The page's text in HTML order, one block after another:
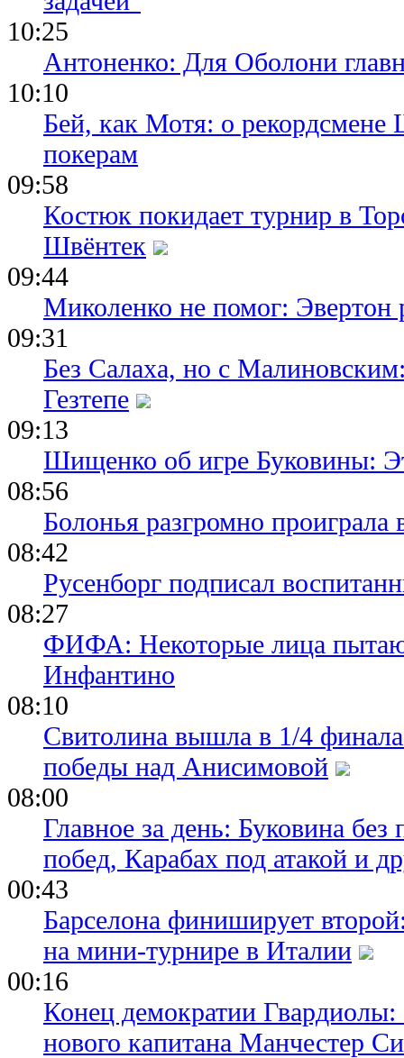
10:25
Антоненко: Для Оболони
10:10
Бей, как Мотя: о рекордсмене
покерам
09:58
Костюк покидает турнир в
Швёнтек
09:44
Миколенко не помог: Эвертон
09:31
Без Салаха, но с
Гезтепе
09:13
Шищенко об игре Буковины:
08:56
Болонья разгромно
08:42
Русенборг подписал
08:27
ФИФА: Некоторые лица
Инфантино
08:10
Свитолина вышла в 1/4
победы над Анисимовой
08:00
Главное за день: Буковина
побед, Карабах под атакой и
00:43
Барселона финиширует
на мини-турнире в Италии
00:16
Конец демократии
нового капитана Манчестер